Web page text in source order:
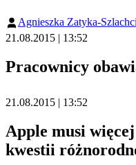
Agnieszka Zatyka-
21.08.2015 | 13:52
Pracownicy
21.08.2015 | 13:52
Apple musi
kwestii